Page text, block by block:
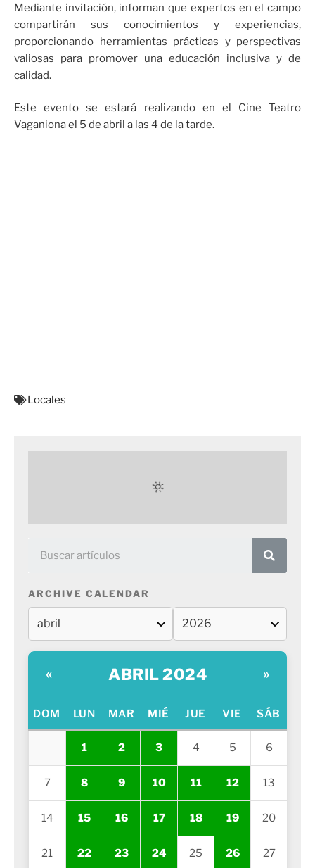
Mediante invitación, informan que expertos en el campo
compartirán sus conocimientos y experiencias,
proporcionando herramientas prácticas y perspectivas
valiosas para promover una educación inclusiva y de
calidad.
Este evento se estará realizando en el Cine Teatro
Vaganiona el 5 de abril a las 4 de la tarde.
Locales
ARCHIVE CALENDAR
« ABRIL 2024 »
DOM LUN MAR MIÉ JUE VIE SÁB
1 2 3 4 5 6
7 8 9 10 11 12 13
14 15 16 17 18 19 20
21 22 23 24 25 26 27